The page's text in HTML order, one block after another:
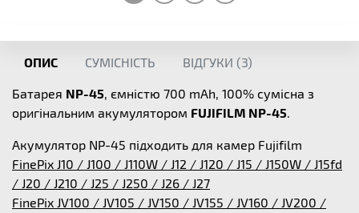
ОПИС СУМІСНІСТЬ ВІДГУКИ (3)
Батарея NP-45, ємністю 700 mAh, 100% сумісна з
оригінальним акумулятором FUJIFILM NP-45.
Акумулятор NP-45 підходить для камер Fujifilm
FinePix J10 / J100 / J110W / J12 / J120 / J15 / J150W / J15fd
/ J20 / J210 / J25 / J250 / J26 / J27
FinePix JV100 / JV105 / JV150 / JV155 / JV160 / JV200 /